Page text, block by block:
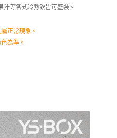
汁等各式冷熱飲皆可盛裝。
正常現象。
為準。